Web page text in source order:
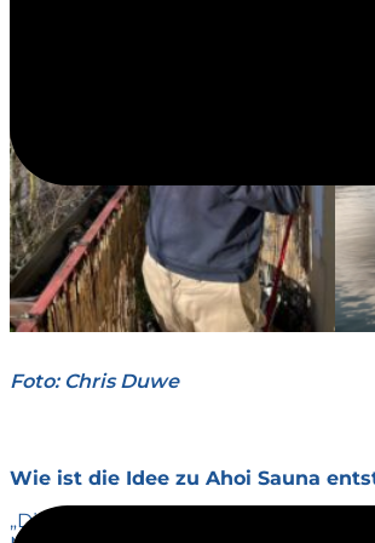
Foto: Chris Duwe
Wie ist die Idee zu Ahoi Sauna
„Die Idee entstand auf einer Reise